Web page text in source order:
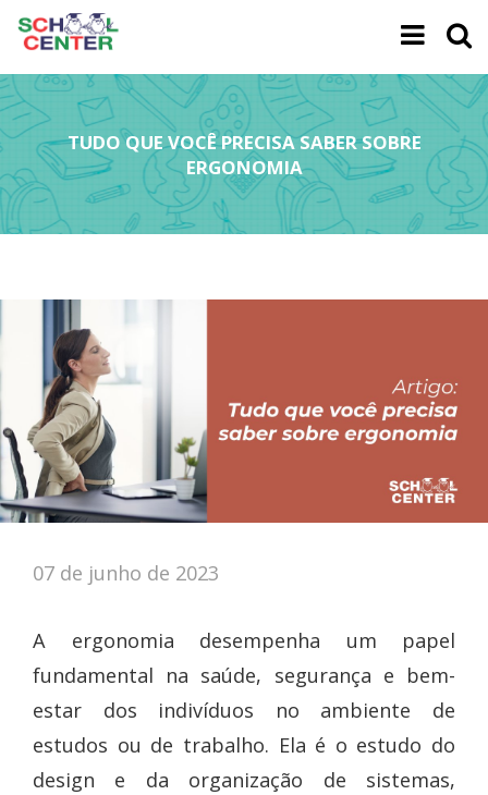
TUDO QUE VOCÊ PRECISA SABER SOBRE
ERGONOMIA
07 de junho de 2023
A ergonomia desempenha um papel
fundamental na saúde, segurança e bem-
estar dos indivíduos no ambiente de
estudos ou de trabalho. Ela é o estudo do
design e da organização de sistemas,